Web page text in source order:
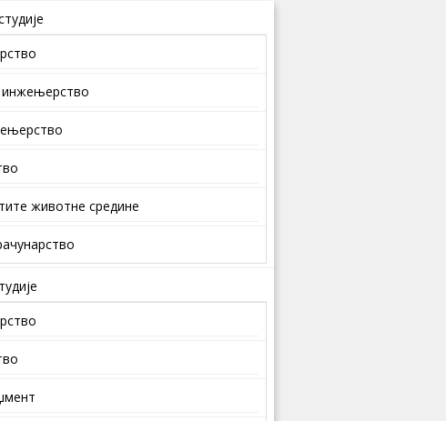
инжењерство
животне средине